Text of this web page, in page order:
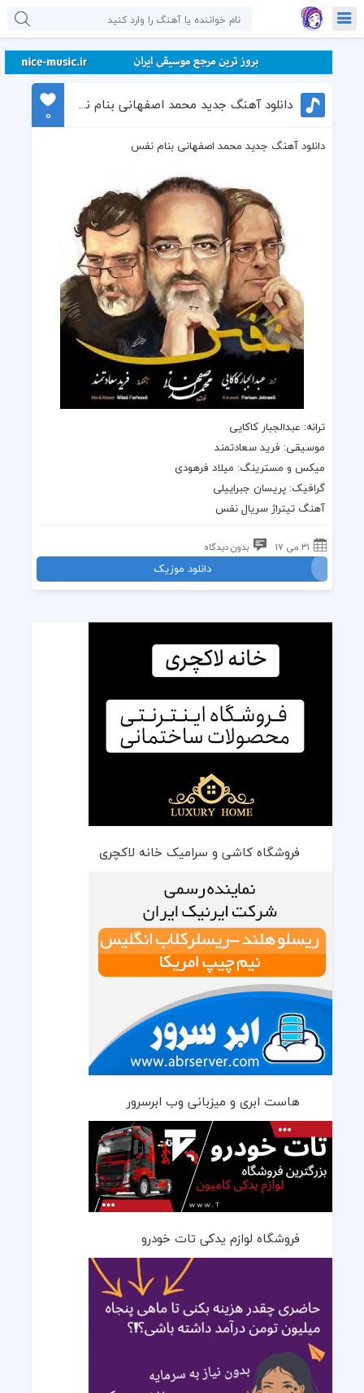
دانلود آهنگ جدید محمد اصفهانی بنام نفس
0
دانلود آهنگ جدید محمد اصفهانی بنام نفس
ترانه: عبدالجبار کاکایی
موسیقی: فرید سعادتمند
میکس و مسترینگ: میلاد فرهودی
گرافیک: پریسان جبراییلی
آهنگ تیتراژ سریال نفس
31 می 17 بدون دیدگاه
دانلود موزیک
فروشگاه کاشی و سرامیک خانه لاکچری
هاست ابری و میزبانی وب ابرسرور
فروشگاه لوازم یدکی تات خودرو